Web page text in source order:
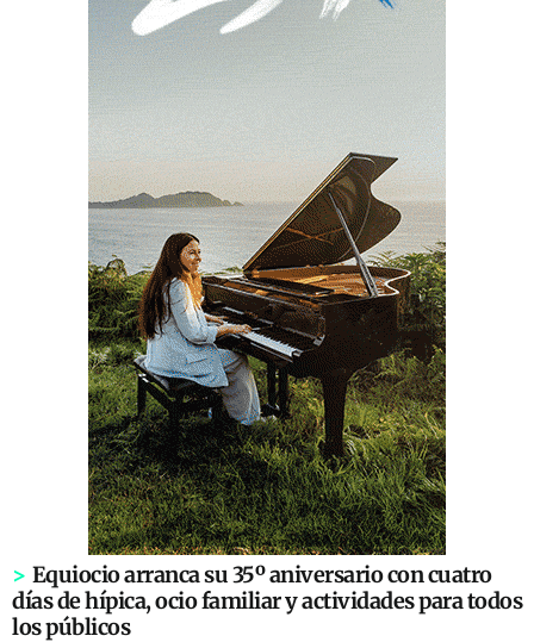
> Equiocio arranca su 35º aniversario con cuatro
días de hípica, ocio familiar y actividades para todos
los públicos